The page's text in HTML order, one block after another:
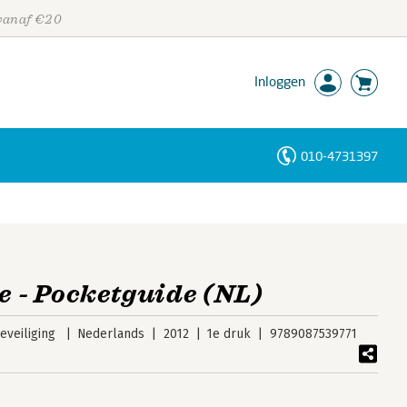
€20
Inloggen
010-4731397
- Pocketguide (NL)
Nederlands 2012 1e druk 9789087539771
Personen